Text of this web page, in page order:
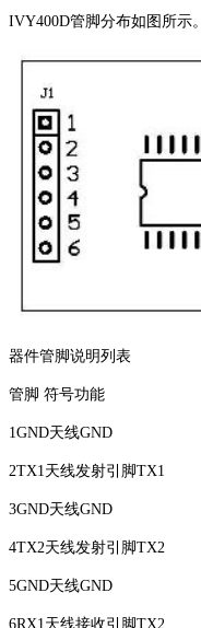
IVY400D管脚分布如图所示。
器件管脚说明列表
管脚 符号功能
1GND天线GND
2TX1天线发射引脚TX1
3GND天线GND
4TX2天线发射引脚TX2
5GND天线GND
6RX1天线接收引脚TX2